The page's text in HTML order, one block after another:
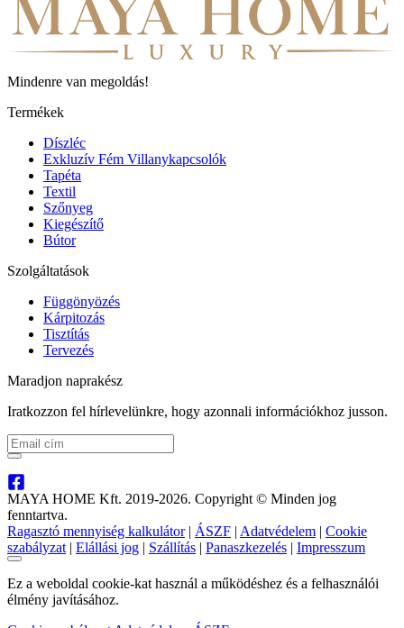
Mindenre van megoldás!
Termékek
Díszléc
Exkluzív Fém Villanykapcsolók
Tapéta
Textil
Szőnyeg
Kiegészítő
Bútor
Szolgáltatások
Függönyözés
Kárpitozás
Tisztítás
Tervezés
Maradjon naprakész
Iratkozzon fel hírlevelünkre, hogy azonnali információkhoz jusson.
MAYA HOME Kft. 2019-2026. Copyright © Minden jog
fenntartva.
Ragasztó mennyiség kalkulátor | ÁSZF | Adatvédelem | Cookie
szabályzat | Elállási jog | Szállítás | Panaszkezelés | Impresszum
Ez a weboldal cookie-kat használ a működéshez és a felhasználói
élmény javításához.